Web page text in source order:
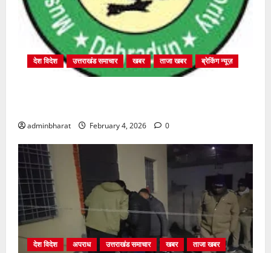
देश विदेश उत्तराखंड समाचार खबर ताजा खबर ब्रेकिंग न्यूज़
adminbharat February 4, 2026 0
देश विदेश अपराध उत्तराखंड समाचार खबर
ताजा खबर